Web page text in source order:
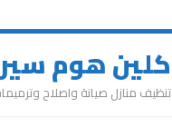
كلين هوم سيرفس
تنظيف منازل صيانة واصلاح وترميمات خدمة 24